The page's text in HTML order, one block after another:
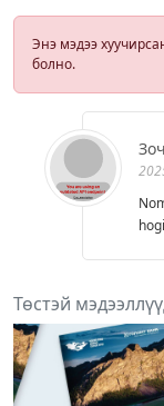
Энэ мэдээ
болно.
Төстэй